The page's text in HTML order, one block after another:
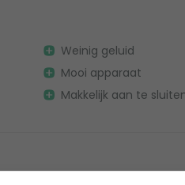
Weinig geluid
Mooi apparaat
Makkelijk aan te